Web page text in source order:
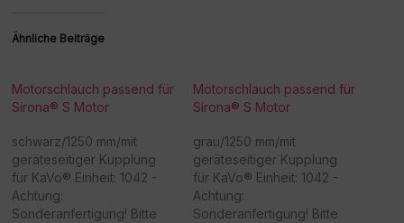
Ähnliche Beiträge
Motorschlauch passend für
Sirona® S Motor
schwarz/1250 mm/mit
geräteseitiger Kupplung
für KaVo® Einheit: 1042 -
Achtung:
Sonderanfertigung! Bitte
Motorschlauch passend für
Sirona® S Motor
grau/1250 mm/mit
geräteseitiger Kupplung
für KaVo® Einheit: 1042 -
Achtung:
Sonderanfertigung! Bitte